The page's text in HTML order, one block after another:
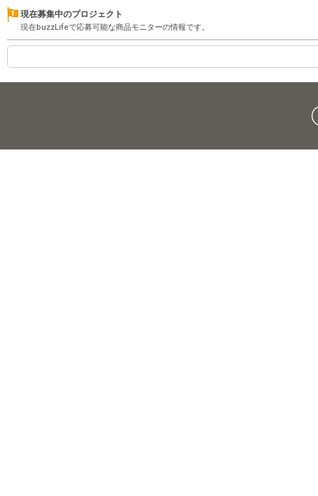
現在募集中のプロジェクト
現在buzzLifeで応募可能な商品モニターの情報です。